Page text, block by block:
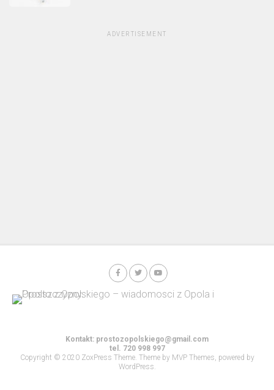
ADVERTISEMENT
Kontakt: prostozopolskiego@gmail.com
tel. 720 998 997
Copyright © 2020 ZoxPress Theme. Theme by MVP Themes, powered by
WordPress.